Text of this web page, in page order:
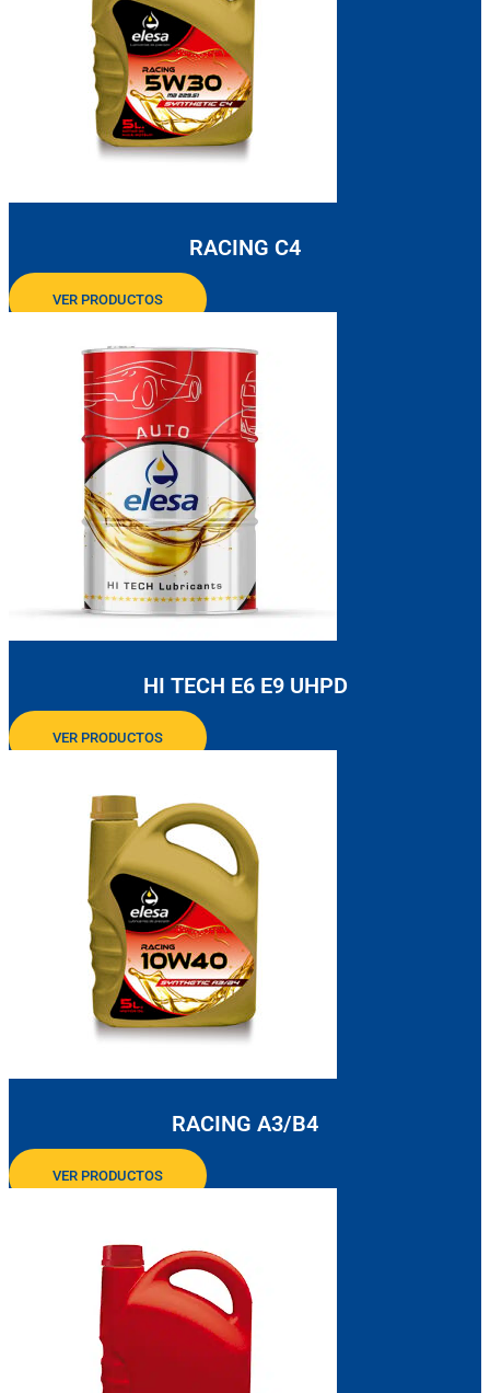
RACING C4
VER PRODUCTOS
HI TECH E6 E9 UHPD
VER PRODUCTOS
RACING A3/B4
VER PRODUCTOS